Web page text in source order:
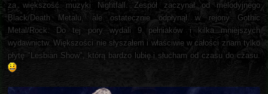
za większość muzyki Nightfall. Zespół zaczynał od melodyjnego
Black/Death Metalu, ale ostatecznie odpłynął w rejony Gothic
Metal/Rock. Do tej pory wydali 9 pełniaków i kilka mniejszych
wydawnictw. Większości nie słyszałem i właściwie w całości znam tylko
płytę "Lesbian Show", którą bardzo lubię i słucham od czasu do czasu.